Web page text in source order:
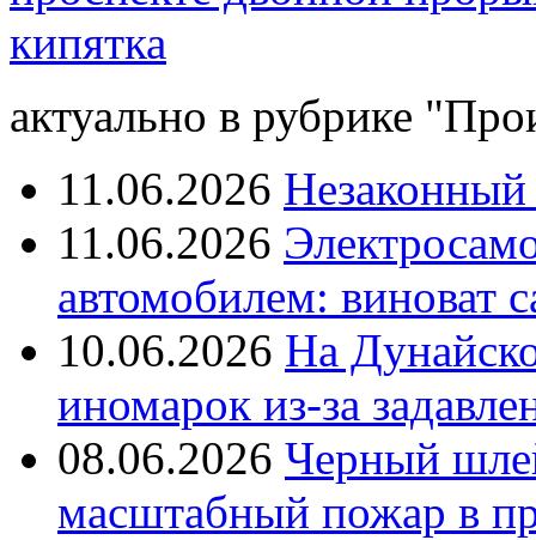
кипятка
актуально в рубрике
11.06.2026
11.06.2026
автомобилем: виноват
10.06.2026 На
иномарок из-за
08.06.2026 Черный
масштабный пожар в